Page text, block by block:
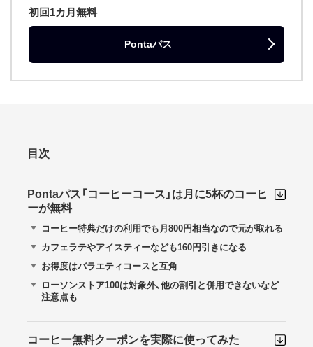
初回1カ月無料
Pontaパス
目次
Pontaパス「コーヒーコース」は月に5杯のコーヒ
ーが無料
コーヒー特典だけの利用でも月800円相当なので元が取れる
カフェラテやアイスティーなども160円引きになる
お得度はバラエティコースと互角
ローソンストア100は対象外、他の割引と併用できないなど
注意点も
コーヒー無料クーポンを実際に使ってみた